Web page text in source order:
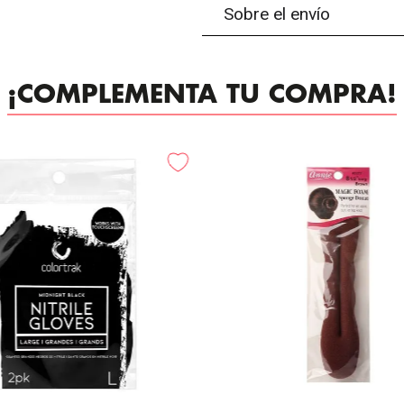
Sobre el envío
¡COMPLEMENTA TU COMPRA!